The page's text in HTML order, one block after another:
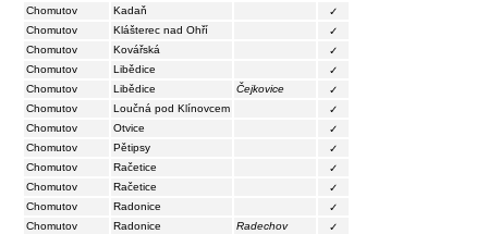
Chomutov
Kadaň
✓
Chomutov
Klášterec nad Ohří
✓
Chomutov
Kovářská
✓
Chomutov
Libědice
✓
Chomutov
Libědice Čejkovice
✓
Chomutov
Loučná pod Klínovcem
✓
Chomutov
Otvice
✓
Chomutov
Pětipsy
✓
Chomutov
Račetice
✓
Chomutov
Račetice
✓
Chomutov
Radonice
✓
Chomutov
Radonice Radechov
✓